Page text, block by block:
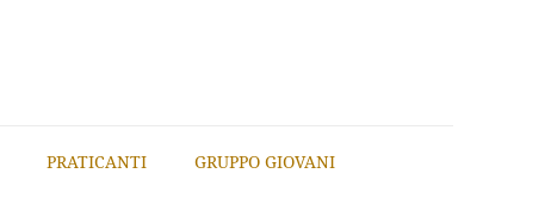
PRATICANTI GRUPPO GIOVANI